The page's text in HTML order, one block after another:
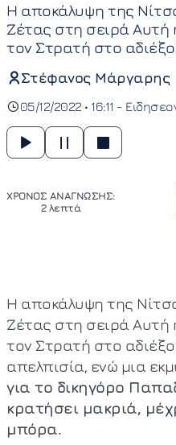
Η αποκάλυψη της
Ζέτας στη σειρά Αυτή
τον Στρατή στο
Στέφανος Μάργαρης
05/12/2022 • 16:11 -
ΧΡΟΝΟΣ ΑΝΑΓΝΩΣΗΣ:
2 λεπτά
Η αποκάλυψη της
Ζέτας στη σειρά Αυτή
τον Στρατή στο
απελπισία, ενώ μια
για το δικηγόρο
κρατήσει μακριά,
μπόρα.